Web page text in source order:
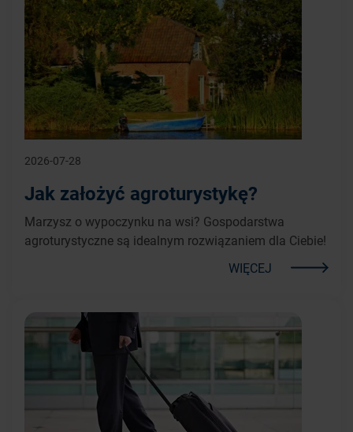
2026-07-28
Jak założyć agroturystykę?
Marzysz o wypoczynku na wsi? Gospodarstwa
agroturystyczne są idealnym rozwiązaniem dla Ciebie!
WIĘCEJ